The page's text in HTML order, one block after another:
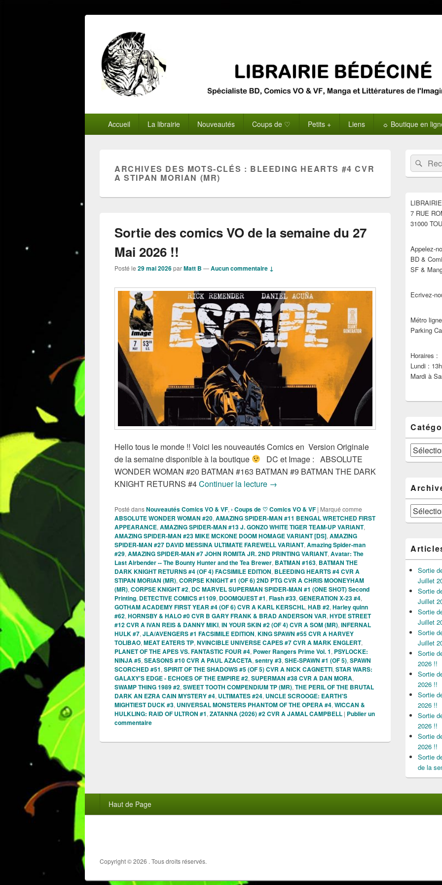
principalAccueil La librairie Nouveautés Coups de ♡ Petits + Liens ☼ Boutique en
ARCHIVES DES MOTS-CLÉS : BLEEDING HEARTS #4 CVR
A STIPAN MORIAN (MR)
Sortie des comics VO de la semaine du 27
Mai 2026 !!
Posté le 29 mai 2026parMatt B —Aucun commentaire ↓
Hello tous le monde !! Voici les nouveautés Comics en Version Originale
de la semaine disponible à la boutique
DC et Image : ABSOLUTE
WONDER WOMAN #20 BATMAN #163 BATMAN #9 BATMAN THE DARK
KNIGHT RETURNS #4Continuer la lecture Sortie des comics VO de la semaine du 27 Mai
→
Posté dansNouveautés Comics VO & VF, › Coups de ♡ Comics VO & VF | Marqué comme
ABSOLUTE WONDER WOMAN #20, AMAZING SPIDER-MAN #11 BENGAL WRETCHED FIRST
APPEARANCE, AMAZING SPIDER-MAN #13 J. GONZO WHITE TIGER TEAM-UP VARIANT,
AMAZING SPIDER-MAN #23 MIKE MCKONE DOOM HOMAGE VARIANT [DS], AMAZING
SPIDER-MAN #27 DAVID MESSINA ULTIMATE FAREWELL VARIANT, Amazing Spider-man
#29, AMAZING SPIDER-MAN #7 JOHN ROMITA JR. 2ND PRINTING VARIANT, Avatar: The
Last Airbender -- The Bounty Hunter and the Tea Brewer, BATMAN #163, BATMAN THE
DARK KNIGHT RETURNS #4 (OF 4) FACSIMILE EDITION, BLEEDING HEARTS #4 CVR A
STIPAN MORIAN (MR), CORPSE KNIGHT #1 (OF 6) 2ND PTG CVR A CHRIS MOONEYHAM
(MR), CORPSE KNIGHT #2, DC MARVEL SUPERMAN SPIDER-MAN #1 (ONE SHOT) Second
Printing, DETECTIVE COMICS #1109, DOOMQUEST #1, Flash #33, GENERATION X-23 #4,
GOTHAM ACADEMY FIRST YEAR #4 (OF 6) CVR A KARL KERSCHL, HAB #2, Harley quinn
#62, HORNSBY & HALO #0 CVR B GARY FRANK & BRAD ANDERSON VAR, HYDE STREET
#12 CVR A IVAN REIS & DANNY MIKI, IN YOUR SKIN #2 (OF 4) CVR A SOM (MR), INFERNAL
HULK #7, JLA/AVENGERS #1 FACSIMILE EDITION, KING SPAWN #55 CVR A HARVEY
TOLIBAO, MEAT EATERS TP, NVINCIBLE UNIVERSE CAPES #7 CVR A MARK ENGLERT,
PLANET OF THE APES VS. FANTASTIC FOUR #4, Power Rangers Prime Vol. 1, PSYLOCKE:
NINJA #5, SEASONS #10 CVR A PAUL AZACETA, sentry #3, SHE-SPAWN #1 (OF 5), SPAWN
SCORCHED #51, SPIRIT OF THE SHADOWS #5 (OF 5) CVR A NICK CAGNETTI, STAR WARS:
GALAXY'S EDGE - ECHOES OF THE EMPIRE #2, SUPERMAN #38 CVR A DAN MORA,
SWAMP THING 1989 #2, SWEET TOOTH COMPENDIUM TP (MR), THE PERIL OF THE BRUTAL
DARK AN EZRA CAIN MYSTERY #4, ULTIMATES #24, UNCLE SCROOGE: EARTH'S
MIGHTIEST DUCK #3, UNIVERSAL MONSTERS PHANTOM OF THE OPERA #4, WICCAN &
HULKLING: RAID OF ULTRON #1, ZATANNA (2026) #2 CVR A JAMAL CAMPBELL | Publier un
commentaire
Zone
principale
de
widget
barre
latérale
Recherche
7 RUE
31000
Appelez-
BD &
SF &
Ecrivez-
Métro
Parking
Horaires :
Lundi :
Mardi à
Catégories
Archives
Sortie
Juillet
Sortie
Juillet
Sortie
Juillet
Sortie
Juillet
Sortie
2026 !!
Sortie
2026 !!
Sortie
2026 !!
Sortie
2026 !!
Sortie
2026 !!
Sortie
de la
page
Haut de Page
Copyright © 2026 . Tous droits réservés.